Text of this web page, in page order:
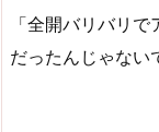
「全開バリバリ
だったんじゃない